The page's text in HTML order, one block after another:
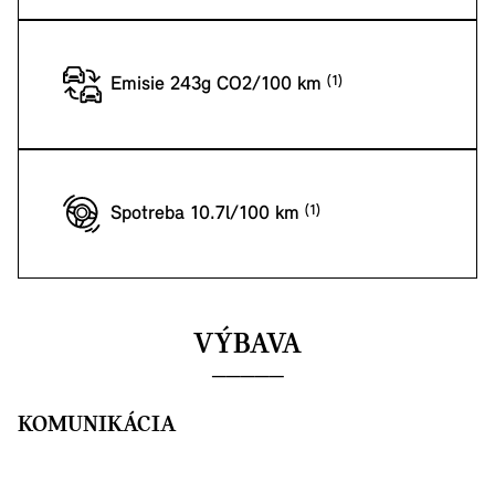
Emisie 243g CO2/100 km
Spotreba 10.7l/100 km
VÝBAVA
KOMUNIKÁCIA